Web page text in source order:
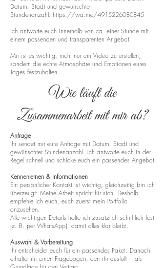
Datum, Stadt und gewünschte
Stundenanzahl: https://wa.me/4915226080845
Ich antworte euch innerhalb von ca. einer Stunde mit
einem passenden und transparenten Angebot.
Mir ist es wichtig, nicht nur ein Video zu erstellen,
sondern die echte Atmosphäre und Emotionen eures
Tages festzuhalten.
Wie läuft die
Zusammenarbeit mit mir ab?
Anfrage
Ihr sendet mir eure Anfrage mit Datum, Stadt und
gewünschter Stundenanzahl. Ich antworte euch in der
Regel schnell und schicke euch ein passendes Angebot.
Kennenlernen & Informationen
Ein persönlicher Kontakt ist wichtig, gleichzeitig bin ich
überzeugt: Meine Arbeit spricht für sich. Deshalb
empfehle ich euch, euch zuerst mein Portfolio
anzusehen.
Alle wichtigen Details halte ich zusätzlich schriftlich fest
(z. B. per WhatsApp), damit alles klar bleibt.
Auswahl & Vorbereitung
Ihr entscheidet euch für ein passendes Paket. Danach
erhaltet ihr einen Fragebogen, den ihr ausfüllt – als